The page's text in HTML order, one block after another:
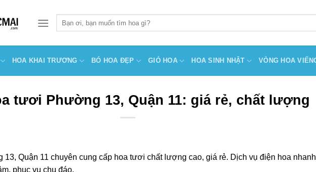
kiếm:
HOA KHAI TRƯƠNG BÓ HOA ĐẸP GIỎ HOA HOA SINH NHẬT VÒNG HOA
tươi Phường 13, Quận 11: giá rẻ, chất lượng
Quận 11 chuyên cung cấp hoa tươi chất lượng cao, giá rẻ. Dịch vụ điện hoa nhanh
phục vụ chu đáo.